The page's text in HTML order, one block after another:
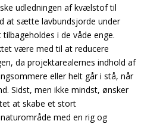
udledningen af kvælstof til
at sætte lavbundsjorde under
i de våde enge.
være med til at reducere
da projektarealernes indhold af
eller helt går i stå, når
Sidst, men ikke mindst, ønsker
at skabe et stort
med en rig og